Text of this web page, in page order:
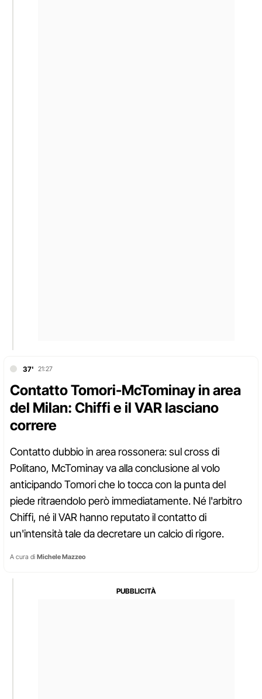
37' 21:27
Contatto Tomori-McTominay in area
del Milan: Chiffi e il VAR lasciano
correre
Contatto dubbio in area rossonera: sul cross di
Politano, McTominay va alla conclusione al volo
anticipando Tomori che lo tocca con la punta del
piede ritraendolo però immediatamente. Né l'arbitro
Chiffi, né il VAR hanno reputato il contatto di
un'intensità tale da decretare un calcio di rigore.
A cura di Michele Mazzeo